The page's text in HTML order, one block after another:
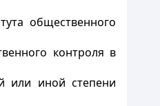
общественного
контроля в
или иной степени